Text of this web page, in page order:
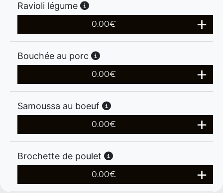
Ravioli légume
0.00€
Bouchée au porc
0.00€
Samoussa au boeuf
0.00€
Brochette de poulet
0.00€